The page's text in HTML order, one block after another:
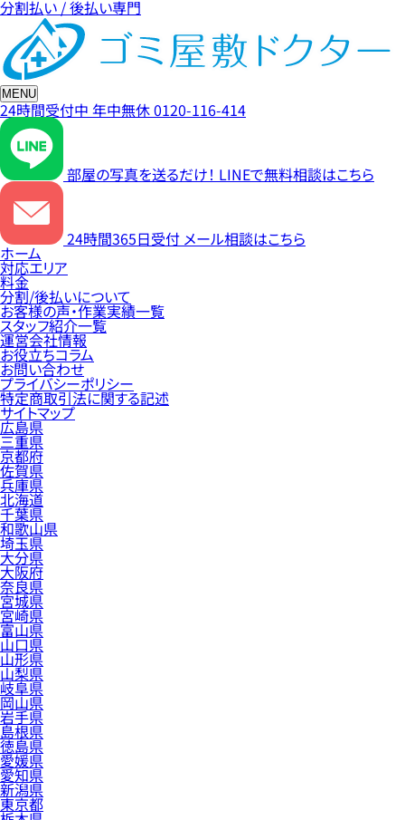
分割払い / 後払い専門
MENU
24時間受付中 年中無休0120-116-414
部屋の写真を送るだけ！ LINEで無料相談はこちら
24時間365日受付 メール相談はこちら
ホーム
対応エリア
料金
分割/後払いについて
お客様の声・作業実績一覧
スタッフ紹介一覧
運営会社情報
お役立ちコラム
お問い合わせ
プライバシーポリシー
特定商取引法に関する記述
サイトマップ
広島県
三重県
京都府
佐賀県
兵庫県
北海道
千葉県
和歌山県
埼玉県
大分県
大阪府
奈良県
宮城県
宮崎県
富山県
山口県
山形県
山梨県
岐阜県
岡山県
岩手県
島根県
徳島県
愛媛県
愛知県
新潟県
東京都